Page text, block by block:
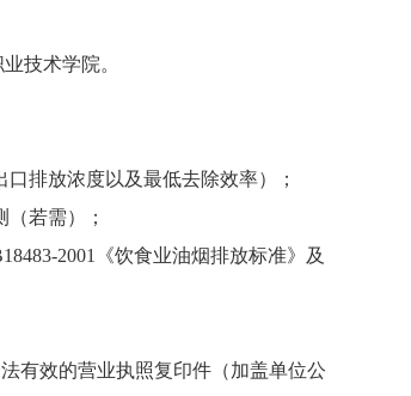
技术学院。
口排放浓度以及最低去除效率）
；
若需）；
2001《饮食业油烟排放标准》 及
有效的营业执照复印件（加盖单位公